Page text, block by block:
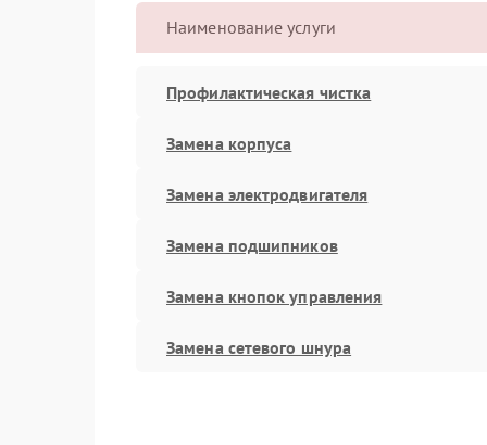
Наименование услуги
Профилактическая чистка
Замена корпуса
Замена электродвигателя
Замена подшипников
Замена кнопок управления
Замена сетевого шнура